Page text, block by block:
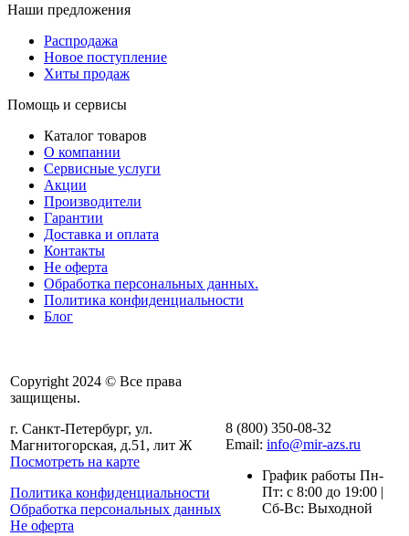
Наши предложения
Распродажа
Новое поступление
Хиты продаж
Помощь и сервисы
Каталог товаров
О компании
Сервисные услуги
Акции
Производители
Гарантии
Доставка и оплата
Контакты
Не оферта
Обработка персональных данных.
Политика конфиденциальности
Блог
Copyright 2024 © Все права
защищены.
г. Санкт-Петербург, ул.
Магнитогорская, д.51, лит Ж
Посмотреть на карте
Политика конфиденциальности
Обработка персональных данных
Не оферта
8 (800) 350-08-32
Email: info@mir-azs.ru
График работы Пн-
Пт: с 8:00 до 19:00 |
Сб-Вс: Выходной